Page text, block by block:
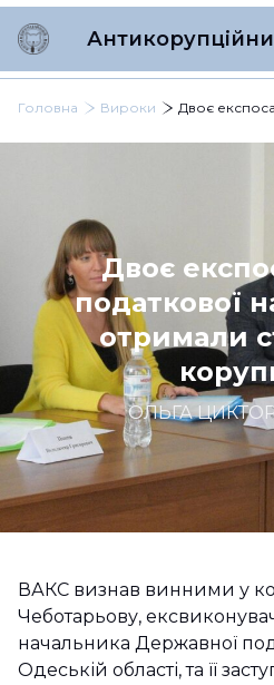
Головна Вироки
Двоє
податкової
отримали
ОЛЬГА
ВАКС визнав винними у
Чеботарьову,
начальника Державної
Одеській області, та її